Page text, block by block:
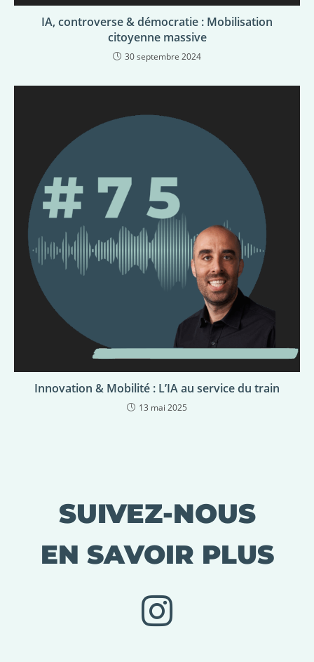
IA, controverse & démocratie : Mobilisation
citoyenne massive
30 septembre 2024
Innovation & Mobilité : L’IA au service du train
13 mai 2025
SUIVEZ-NOUS
EN SAVOIR PLUS